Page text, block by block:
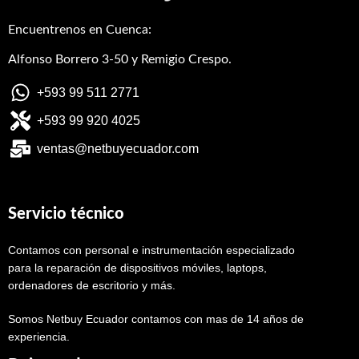
Encuentrenos en Cuenca:
Alfonso Borrero 3-50 y Remigio Crespo.
+593 99 511 2771
+593 99 920 4025
ventas@netbuyecuador.com
Servicio técnico
Contamos con personal e instrumentación especializado
para la reparación de dispositivos móviles, laptops,
ordenadores de escritorio y más.
Somos Netbuy Ecuador contamos con mas de 14 años de
experiencia.